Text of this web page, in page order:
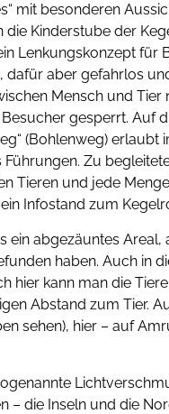
mit besonderen
Kinderstube der
Lenkungskonzept für
aber gefahrlos
Mensch und
gesperrt. Auf
(Bohlenweg) erlaubt
Zu
Tieren und jede
Infostand zum
abgezäuntes
haben. Auch in
hier kann man die
Abstand zum Tier.
sehen), hier – auf
die Inseln und die